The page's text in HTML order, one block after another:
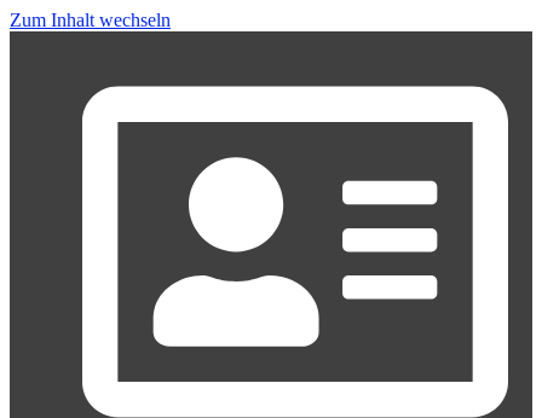
Zum Inhalt wechseln